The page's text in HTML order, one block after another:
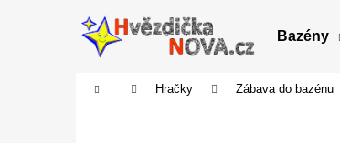
Bazény
Domů Hračky Zábava do bazénu
Zpět
Zpět